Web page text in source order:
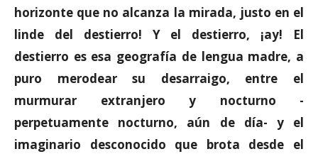
horizonte que no alcanza la mirada, justo en el
linde del destierro! Y el destierro, ¡ay! El
destierro es esa geografía de lengua madre, a
puro merodear su desarraigo, entre el
murmurar extranjero y nocturno -
perpetuamente nocturno, aún de día- y el
imaginario desconocido que brota desde el